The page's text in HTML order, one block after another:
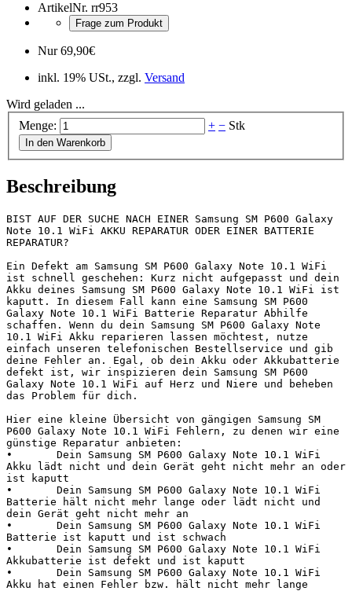
ArtikelNr. rr953
Frage zum Produkt
Nur69,90€
inkl. 19% USt., zzgl. Versand
Wird geladen ...
Menge:
+ − Stk
In den Warenkorb
Beschreibung
BIST AUF DER SUCHE NACH EINER Samsung SM P600 Galaxy
Note 10.1 WiFi AKKU REPARATUR ODER EINER BATTERIE
REPARATUR?
Ein Defekt am Samsung SM P600 Galaxy Note 10.1 WiFi
ist schnell geschehen: Kurz nicht aufgepasst und dein
Akku deines Samsung SM P600 Galaxy Note 10.1 WiFi ist
kaputt. In diesem Fall kann eine Samsung SM P600
Galaxy Note 10.1 WiFi Batterie Reparatur Abhilfe
schaffen. Wenn du dein Samsung SM P600 Galaxy Note
10.1 WiFi Akku reparieren lassen möchtest, nutze
einfach unseren telefonischen Bestellservice und gib
deine Fehler an. Egal, ob dein Akku oder Akkubatterie
defekt ist, wir inspizieren dein Samsung SM P600
Galaxy Note 10.1 WiFi auf Herz und Niere und beheben
das Problem für dich.
Hier eine kleine Übersicht von gängigen Samsung SM
P600 Galaxy Note 10.1 WiFi Fehlern, zu denen wir eine
günstige Reparatur anbieten:
•	Dein Samsung SM P600 Galaxy Note 10.1 WiFi
Akku lädt nicht und dein Gerät geht nicht mehr an oder
ist kaputt
•	Dein Samsung SM P600 Galaxy Note 10.1 WiFi
Batterie hält nicht mehr lange oder lädt nicht und
dein Gerät geht nicht mehr an
•	Dein Samsung SM P600 Galaxy Note 10.1 WiFi
Batterie ist kaputt und ist schwach
•	Dein Samsung SM P600 Galaxy Note 10.1 WiFi
Akkubatterie ist defekt und ist kaputt
•	Dein Samsung SM P600 Galaxy Note 10.1 WiFi
Akku hat einen Fehler bzw. hält nicht mehr lange